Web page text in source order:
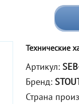
Технические
Артикул:
Бренд:
Страна